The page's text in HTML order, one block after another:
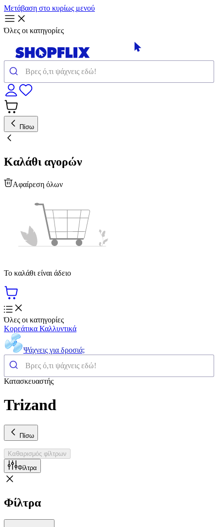
Μετάβαση στο κυρίως μενού
Όλες οι κατηγορίες
Πίσω
Καλάθι αγορών
Αφαίρεση όλων
Το καλάθι είναι άδειο
Όλες οι κατηγορίες
Κορεάτικα Καλλυντικά
Ψάχνεις για δροσιά;
Κατασκευαστής
Trizand
Πίσω
Καθαρισμός φίλτρων
Φίλτρα
Φίλτρα